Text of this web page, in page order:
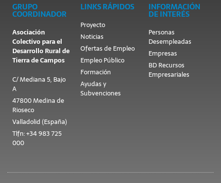
GRUPO
COORDINADOR
Asociación
Colectivo para el
Desarrollo Rural de
Tierra de Campos
C/ Mediana 5, Bajo
A
47800 Medina de
Rioseco
Valladolid (España)
Tlfn: +34 983 725
000
LINKS RÁPIDOS
Proyecto
Noticias
Ofertas de Empleo
Empleo Público
Formación
Ayudas y
Subvenciones
INFORMACIÓN
DE INTERÉS
Personas
Desempleadas
Empresas
BD Recursos
Empresariales